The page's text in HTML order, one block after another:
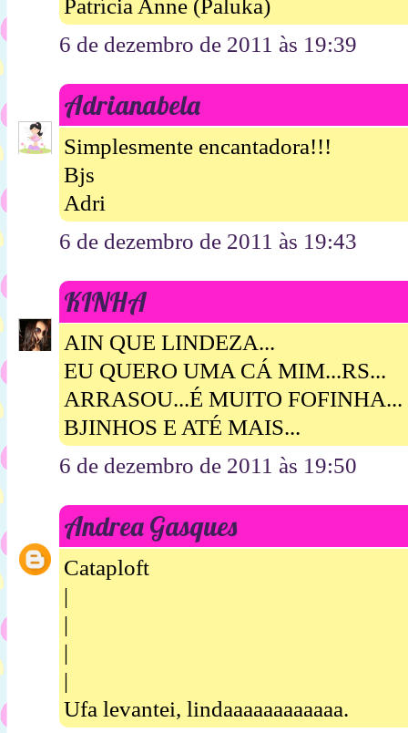
Patrícia Anne (Paluka)
6 de dezembro de 2011 às 19:39
Adrianabela
Simplesmente encantadora!!!
Bjs
Adri
6 de dezembro de 2011 às 19:43
KINHA
AIN QUE LINDEZA...
EU QUERO UMA CÁ MIM...RS...
ARRASOU...É MUITO FOFINHA...
BJINHOS E ATÉ MAIS...
6 de dezembro de 2011 às 19:50
Andrea Gasques
Cataploft
|
|
|
|
Ufa levantei, lindaaaaaaaaaaaa.